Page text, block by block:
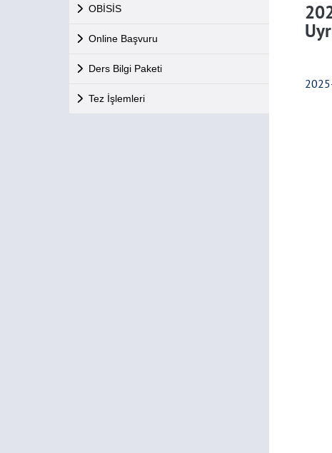
OBİSİS
Online Başvuru
Ders Bilgi Paketi
Tez İşlemleri